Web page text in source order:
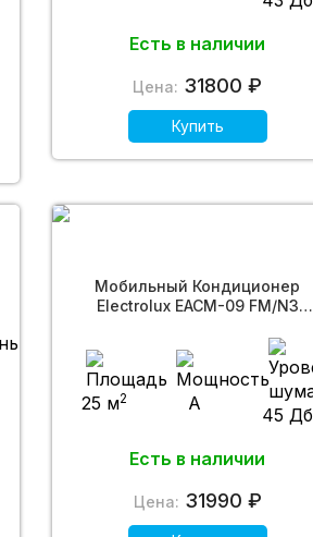
Есть в наличии
Цена: 31800 ₽
Купить
Мобильный Кондиционер
Electrolux EACM-09 FM/N3
25 м2 A
45 Дб
Есть в наличии
Цена: 31990 ₽